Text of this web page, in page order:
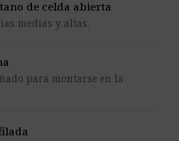
de celda abierta
medias y altas.
para montarse en la